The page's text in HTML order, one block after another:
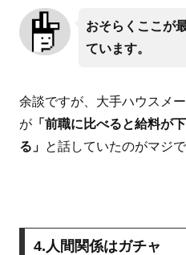
おそらくここが
ています。
余談ですが、大手ハウスメ
が 「前職に比べると給料が
る」 と話していたのがマジ
4.人間関係はガチャ